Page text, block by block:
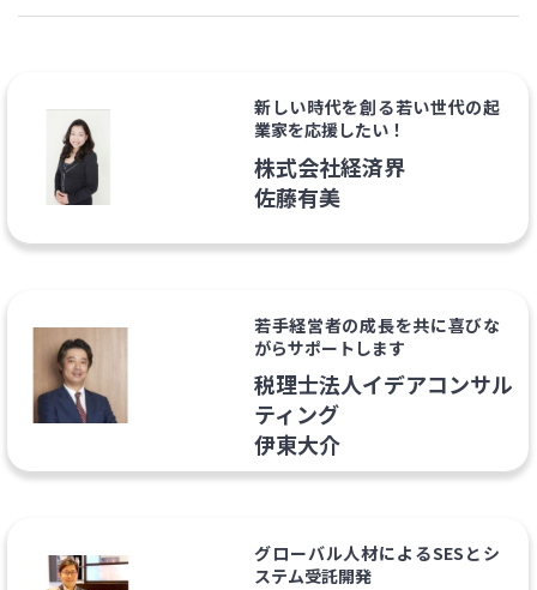
新しい時代を創る若い世代の起
業家を応援したい！
株式会社経済界
佐藤有美
若手経営者の成長を共に喜びな
がらサポートします
税理士法人イデアコンサル
ティング
伊東大介
グローバル人材によるSESとシ
ステム受託開発